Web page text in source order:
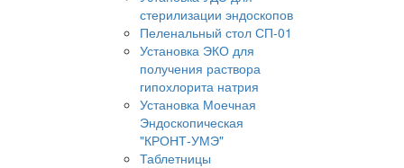
стерилизации эндоскопов
Пеленальный стол СП-01
Установка ЭКО для
получения раствора
гипохлорита натрия
Установка Моечная
Эндоскопическая
"КРОНТ-УМЭ"
Таблетницы